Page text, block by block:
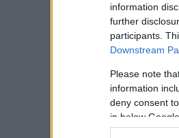
information
further
participants.
Downstream
Please note
information
deny consent
in below